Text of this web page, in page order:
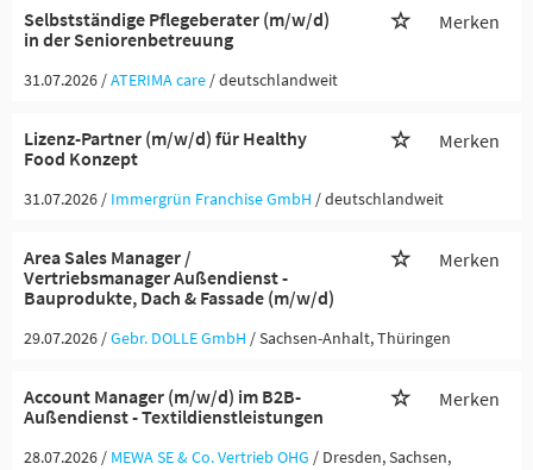
Selbstständige Pflegeberater (m/w/d)
in der Seniorenbetreuung
Merken
31.07.2026 /ATERIMA care / deutschlandweit
Lizenz-Partner (m/w/d) für Healthy
Food Konzept
Merken
31.07.2026 / Immergrün Franchise GmbH / deutschlandweit
Area Sales Manager /
Vertriebsmanager Außendienst -
Bauprodukte, Dach & Fassade (m/w/d)
Merken
29.07.2026 /Gebr. DOLLE GmbH / Sachsen-Anhalt, Thüringen
Account Manager (m/w/d) im B2B-
Außendienst - Textildienstleistungen
Merken
28.07.2026 / MEWA SE & Co. Vertrieb OHG / Dresden, Sachsen,